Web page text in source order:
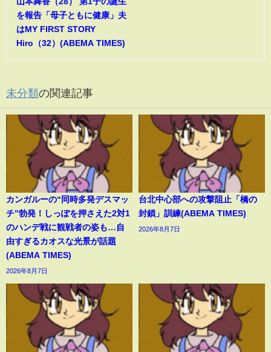
を報告「母子ともに健康」夫
はMY FIRST STORY
Hiro（32）(ABEMA TIMES)
未分類の関連記事
カンガルーの“同時多発デスマッ
チ”勃発！しっぽを押さえた2対1
のハンデ戦に観戦者の姿も…自
由すぎるカオスな光景が話題
(ABEMA TIMES)
2026年8月7日
台北中心部への攻撃阻止「橋の
封鎖」訓練(ABEMA TIMES)
2026年8月7日